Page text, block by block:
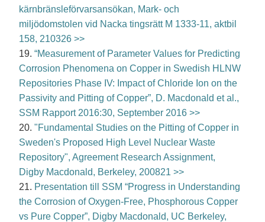
kärnbränsleförvarsansökan, Mark- och
miljödomstolen vid Nacka tingsrätt M 1333-11, aktbil
158, 210326 >>
19. “Measurement of Parameter Values for Predicting
Corrosion Phenomena on Copper in Swedish HLNW
Repositories Phase IV: Impact of Chloride Ion on the
Passivity and Pitting of Copper”, D. Macdonald et al.,
SSM Rapport 2016:30, September 2016 >>
20. "Fundamental Studies on the Pitting of Copper in
Sweden's Proposed High Level Nuclear Waste
Repository", Agreement Research Assignment,
Digby Macdonald, Berkeley, 200821 >>
21. Presentation till SSM “Progress in Understanding
the Corrosion of Oxygen-Free, Phosphorous Copper
vs Pure Copper”, Digby Macdonald, UC Berkeley,